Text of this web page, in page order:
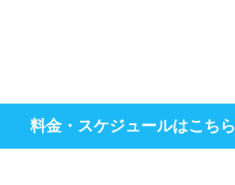
料金・スケジュールはこちら